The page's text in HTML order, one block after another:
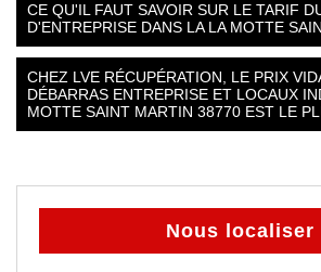
CE QU'IL FAUT SAVOIR SUR LE TARIF
D'ENTREPRISE DANS LA LA MOTTE
CHEZ LVE RÉCUPÉRATION, LE PRIX
DÉBARRAS ENTREPRISE ET LOCAUX
MOTTE SAINT MARTIN 38770 EST LE
Nous localiser